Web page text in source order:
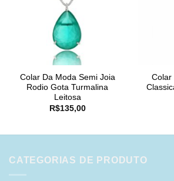
Colar Da Moda Semi Joia
Rodio Gota Turmalina
Leitosa
R$135,00
Colar
CATEGORIAS DE PRODUTO